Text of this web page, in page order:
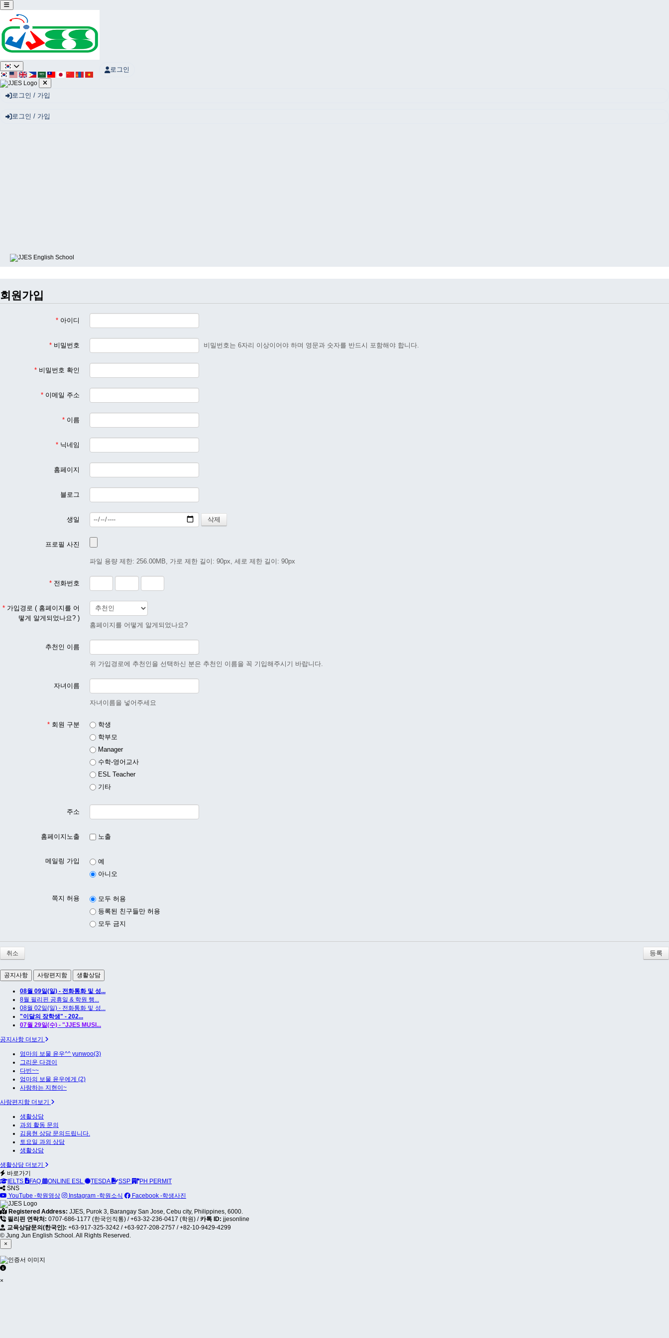
로그인
로그인 / 가입
로그인 / 가입
회원가입
* 아이디
* 비밀번호 비밀번호는 6자리 이상이어야 하며 영문과 숫자를 반드시 포함해야 합니다.
* 비밀번호 확인
* 이메일 주소
* 이름
* 닉네임
홈페이지
블로그
생일
프로필 사진
파일 용량 제한: 256.00MB, 가로 제한 길이: 90px, 세로 제한 길이: 90px
* 전화번호
* 가입경로 ( 홈페이지를 어
떻게 알게되었나요? )
홈페이지를 어떻게 알게되었나요?
추천인 이름
위 가입경로에 추천인을 선택하신 분은 추천인 이름을 꼭 기입해주시기 바랍니다.
자녀이름
자녀이름을 넣어주세요
* 회원 구분
학생
학부모
Manager
수학-영어교사
ESL Teacher
기타
주소
홈페이지노출 노출
메일링 가입
예
아니오
쪽지 허용
모두 허용
등록된 친구들만 허용
모두 금지
취소
공지사항 사랑편지함 생활상담
08월 09일(일) - 전화통화 및 성...
8월 필리핀 공휴일 & 학원 행...
08월 02일(일) - 전화통화 및 성...
"이달의 장학생" - 202...
07월 29일(수) - "JJES MUSI...
공지사항 더보기
엄마의 보물 윤우^^ yunwoo(3)
그리운 다경이
다빈~~
엄마의 보물 윤우에게 (2)
사랑하는 지현이~
사랑편지함 더보기
생활상담
과외 활동 문의
김용현 상담 문의드립니다.
토요일 과외 상담
생활상담
생활상담 더보기
바로가기
IELTS
FAQ ONLINE ESL TESDA SSP
PH PERMIT
SNS
YouTube -학원영상
Instagram -학원소식 Facebook -학생사진
Registered Address: JJES, Purok 3, Barangay San Jose, Cebu city, Philippines, 6000.
필리핀 연락처: 0707-686-1177 (한국인직통) /+63-32-236-0417 (학원) / 카톡 ID: jjesonline
교육상담문의(한국인): +63-917-325-3242 /+63-927-208-2757 /+82-10-9429-4299
© Jung Jun English School. All Rights Reserved.
×
×